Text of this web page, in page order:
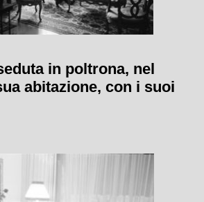
in poltrona, nel
abitazione, con i suoi